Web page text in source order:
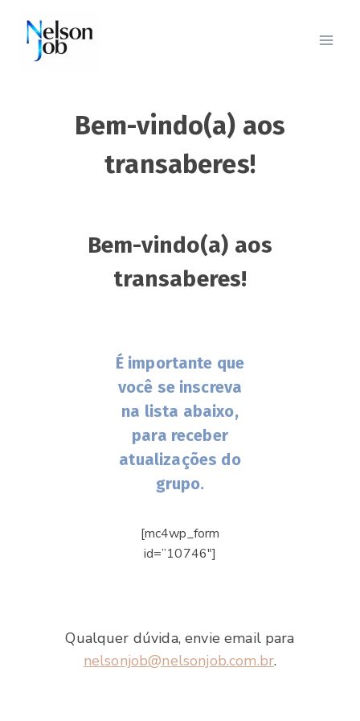
Bem-vindo(a) aos
transaberes!
Bem-vindo(a) aos
transaberes!
É importante que
você se inscreva
na lista abaixo,
para receber
atualizações do
grupo.
[mc4wp_form
id=”10746″]
Qualquer dúvida, envie email para
nelsonjob@nelsonjob.com.br.